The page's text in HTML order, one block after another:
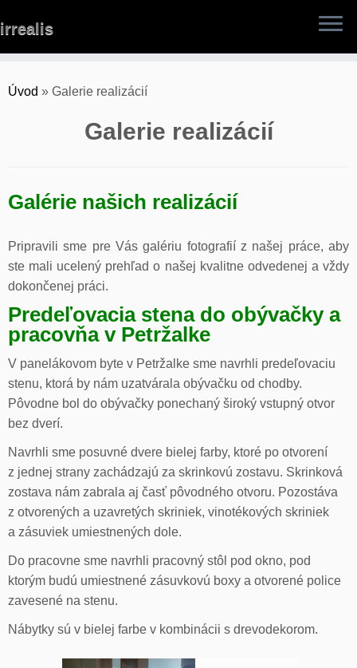
to
irrealis
Úvod » Galerie realizácií
Galerie realizácií
Galérie našich realizácií
Pripravili sme pre Vás galériu fotografií z našej práce, aby
ste mali ucelený prehľad o našej kvalitne odvedenej a vždy
dokončenej práci.
Predeľovacia stena do obývačky a
pracovňa v Petržalke
V panelákovom byte v Petržalke sme navrhli predeľovaciu
stenu, ktorá by nám uzatvárala obývačku od chodby.
Pôvodne bol do obývačky ponechaný široký vstupný otvor
bez dverí.
Navrhli sme posuvné dvere bielej farby, ktoré po otvorení
z jednej strany zachádzajú za skrinkovú zostavu. Skrinková
zostava nám zabrala aj časť pôvodného otvoru. Pozostáva
z otvorených a uzavretých skriniek, vinotékových skriniek
a zásuviek umiestnených dole.
Do pracovne sme navrhli pracovný stôl pod okno, pod
ktorým budú umiestnené zásuvkovú boxy a otvorené police
zavesené na stenu.
Nábytky sú v bielej farbe v kombinácii s drevodekorom.